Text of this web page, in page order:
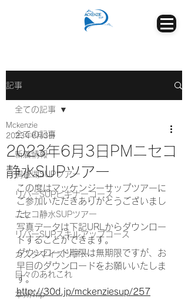
記事
全ての記事
新着情報
洞爺湖SUPツアー
リバーSUPビギナーコース
ニセコ静水SUPツアー
リバーSUPスキルアップコース
カスタマイズツアー
日々のあれこれ
本州Trip
全ての記事
2023年6月3日PMニセコ
静水SUPツアー
Mckenzie
2023年6月3日
この度はマッケンジーサップツアーに
ご参加いただきありがとうございまし
た。
写真データは下記URLからダウンロー
ドすることができます。
ダウンロード期限は無期限ですが、お
早目のダウンロードをお願いいたしま
す。
http://30d.jp/mckenziesup/257